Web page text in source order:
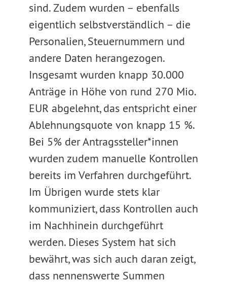
sind. Zudem wurden – ebenfalls
eigentlich selbstverständlich – die
Personalien, Steuernummern und
andere Daten herangezogen.
Insgesamt wurden knapp 30.000
Anträge in Höhe von rund 270 Mio.
EUR abgelehnt, das entspricht einer
Ablehnungsquote von knapp 15 %.
Bei 5% der Antragssteller*innen
wurden zudem manuelle Kontrollen
bereits im Verfahren durchgeführt.
Im Übrigen wurde stets klar
kommuniziert, dass Kontrollen auch
im Nachhinein durchgeführt
werden. Dieses System hat sich
bewährt, was sich auch daran zeigt,
dass nennenswerte Summen